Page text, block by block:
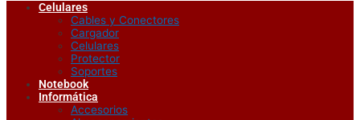
Celulares
Cables y Conectores
Cargador
Celulares
Protector
Soportes
Notebook
Informática
Accesorios